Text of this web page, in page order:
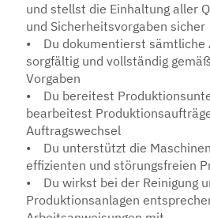
und stellst die Einhaltung aller
und Sicherheitsvorgaben sicher
• Du dokumentierst sämtliche
sorgfältig und vollständig
Vorgaben
• Du bereitest
bearbeitest
Auftragswechsel
• Du unterstützt die
effizienten und störungsfreien
• Du wirkst bei der Reinigung
Produktionsanlagen